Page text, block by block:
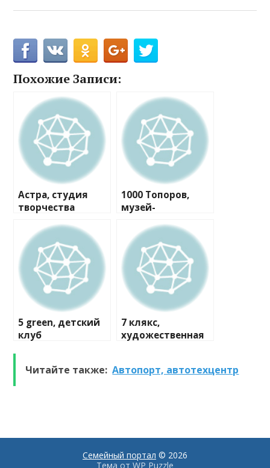
Похожие Записи:
Астра, студия
творчества
1000 Топоров,
музей-
5 green, детский
клуб
7 клякс,
художественная
Читайте также: Автопорт, автотехцентр
Семейный портал © 2026
Тема от WP Puzzle